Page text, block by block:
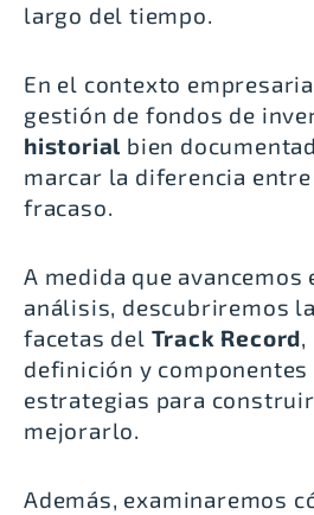
largo del tiempo.
En el contexto
gestión de fondos de
historial bien
marcar la diferencia
fracaso.
A medida que avancemos
análisis, descubriremos
facetas del Track Record,
definición y componentes
estrategias para
mejorarlo.
Además, examinaremos